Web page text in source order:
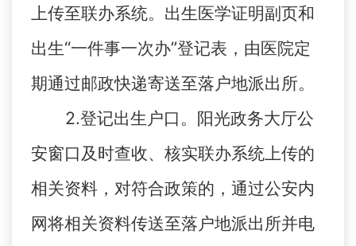
上传至联办系统。出生医学证明副页和
出生“一件事一次办”登记表，由医院定
期通过邮政快递寄送至落户地派出所。
2.登记出生户口。阳光政务大厅公
安窗口及时查收、核实联办系统上传的
相关资料，对符合政策的，通过公安内
网将相关资料传送至落户地派出所并电